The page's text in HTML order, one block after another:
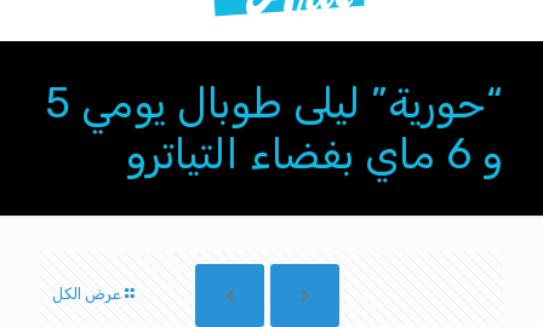
“حورية” ليلى طوبال يومي 5
و 6 ماي بفضاء التياترو
عرض الكل